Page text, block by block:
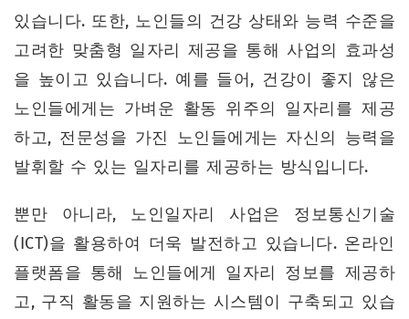
있습니다. 또한, 노인들의 건강 상태와 능력 수준을
고려한 맞춤형 일자리 제공을 통해 사업의 효과성
을 높이고 있습니다. 예를 들어, 건강이 좋지 않은
노인들에게는 가벼운 활동 위주의 일자리를 제공
하고, 전문성을 가진 노인들에게는 자신의 능력을
발휘할 수 있는 일자리를 제공하는 방식입니다.
뿐만 아니라, 노인일자리 사업은 정보통신기술
(ICT)을 활용하여 더욱 발전하고 있습니다. 온라인
플랫폼을 통해 노인들에게 일자리 정보를 제공하
고, 구직 활동을 지원하는 시스템이 구축되고 있습